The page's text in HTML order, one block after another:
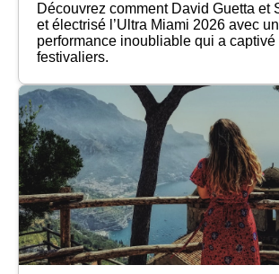
Découvrez comment David Guetta et
et électrisé l’Ultra Miami 2026 avec
performance inoubliable qui a captivé
festivaliers.